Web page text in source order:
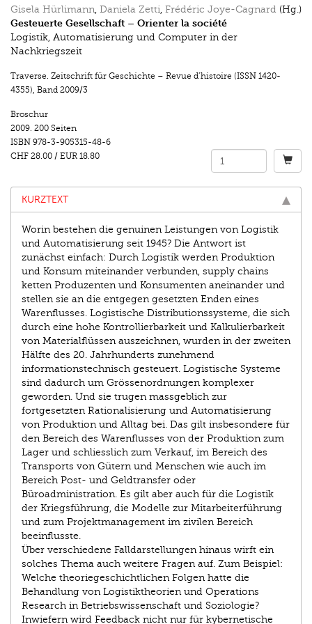
Gisela Hürlimann, Daniela Zetti, Frédéric Joye-Cagnard (Hg.)
Gesteuerte Gesellschaft – Orienter la société
Logistik, Automatisierung und Computer in der
Nachkriegszeit
Traverse. Zeitschrift für Geschichte – Revue d’histoire (ISSN 1420-
4355), Band 2009/3
Broschur
2009. 200 Seiten
ISBN 978-3-905315-48-6
CHF 28.00 / EUR 18.80
KURZTEXT
Worin bestehen die genuinen Leistungen von Logistik
und Automatisierung seit 1945? Die Antwort ist
zunächst einfach: Durch Logistik werden Produktion
und Konsum miteinander verbunden, supply chains
ketten Produzenten und Konsumenten aneinander und
stellen sie an die entgegen gesetzten Enden eines
Warenflusses. Logistische Distributionssysteme, die sich
durch eine hohe Kontrollierbarkeit und Kalkulierbarkeit
von Materialflüssen auszeichnen, wurden in der zweiten
Hälfte des 20. Jahrhunderts zunehmend
informationstechnisch gesteuert. Logistische Systeme
sind dadurch um Grössenordnungen komplexer
geworden. Und sie trugen massgeblich zur
fortgesetzten Rationalisierung und Automatisierung
von Produktion und Alltag bei. Das gilt insbesondere für
den Bereich des Warenflusses von der Produktion zum
Lager und schliesslich zum Verkauf, im Bereich des
Transports von Gütern und Menschen wie auch im
Bereich Post- und Geldtransfer oder
Büroadministration. Es gilt aber auch für die Logistik
der Kriegsführung, die Modelle zur Mitarbeiterführung
und zum Projektmanagement im zivilen Bereich
beeinflusste.
Über verschiedene Falldarstellungen hinaus wirft ein
solches Thema auch weitere Fragen auf. Zum Beispiel:
Welche theoriegeschichtlichen Folgen hatte die
Behandlung von Logistiktheorien und Operations
Research in Betriebswissenschaft und Soziologie?
Inwiefern wird Feedback nicht nur für kybernetische